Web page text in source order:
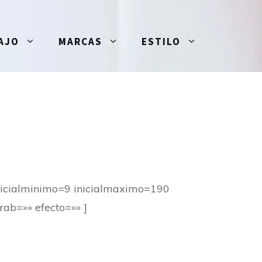
MARCAS ESTILO
inicialmaximo=190
efecto=»» ]